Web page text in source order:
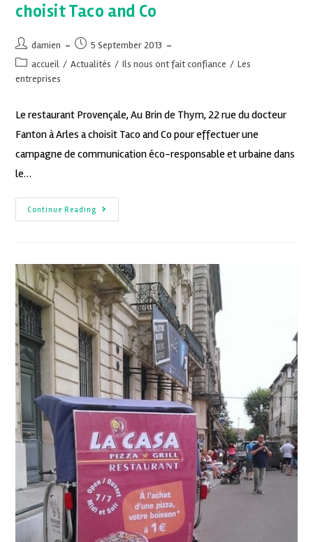
choisit Taco and Co
damien
5 September 2013
accueil / Actualités / Ils nous ont fait confiance / Les
entreprises
Le restaurant Provençale, Au Brin de Thym, 22 rue du docteur
Fanton à Arles a choisit Taco and Co pour effectuer une
campagne de communication éco-responsable et urbaine dans
le…
Continue Reading